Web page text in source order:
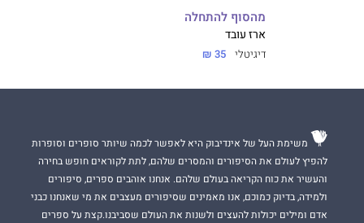
מהסוף להתחלה
ארז עובד
דיגיטלי 35 ₪
משימת העל של אינדיבוק היא לאפשר לכמה שיותר סופרים וסופרות
להפיץ לעולם את הסיפורים והמסרים שלהם, לתת לקוראים חופש בחירה
והעשיר את כוח הקריאה בעולם שלהם. אנחנו אוהבים ספרים, סיפורים
ולמידה, בדיוק כמוכם, אנו מאמינים שסיפורים מעצבים את מי שאנחנו כבני
אדם ומילים יכולות להעצים ולשנות את העולם שסביבנו.קצת על ספרים